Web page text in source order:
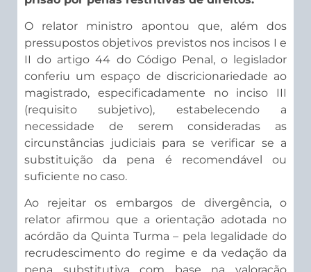
O relator ministro apontou que, além dos
pressupostos objetivos previstos nos incisos I e
II do artigo 44 do Código Penal, o legislador
conferiu um espaço de discricionariedade ao
magistrado, especificadamente no inciso III
(requisito subjetivo), estabelecendo a
necessidade de serem consideradas as
circunstâncias judiciais para se verificar se a
substituição da pena é recomendável ou
suficiente no caso.
Ao rejeitar os embargos de divergência, o
relator afirmou que a orientação adotada no
acórdão da Quinta Turma – pela legalidade do
recrudescimento do regime e da vedação da